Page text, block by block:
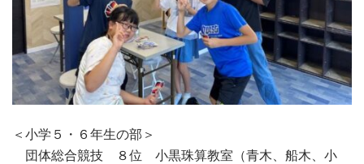
＜小学５・６年生の部＞
団体総合競技 ８位 小黒珠算教室（青木、船木、小